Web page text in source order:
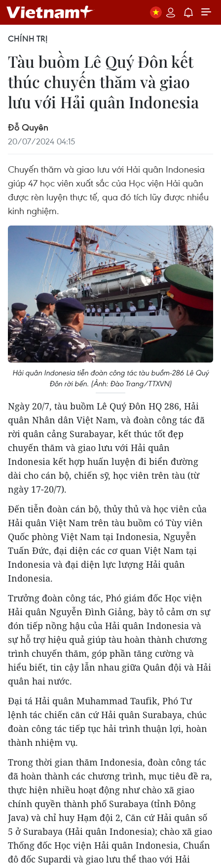
CHÍNH TRỊ
Tàu buồm Lê Quý Đôn kết
thúc chuyến thăm và giao
lưu với Hải quân Indonesia
Đỗ Quyên
20/07/2024 04:15
Chuyến thăm và giao lưu với Hải quân Indonesia
giúp 47 học viên xuất sắc của Học viện Hải quân
được rèn luyện thực tế, qua đó tích lũy được nhiều
kinh nghiệm.
Hải quân Indonesia tiễn đoàn công tác tàu buồm-286 Lê Quý
Đôn rời bến. (Ảnh: Đào Trang/TTXVN)
Ngày 20/7, tàu buồm Lê Quý Đôn HQ 286, Hải
quân Nhân dân Việt Nam, và đoàn công tác đã
rời quân cảng Surabayar, kết thúc tốt đẹp
chuyến thăm và giao lưu với Hải quân
Indonesia kết hợp huấn luyện đi biển đường
dài cho cán bộ, chiến sỹ, học viên trên tàu (từ
ngày 17-20/7).
Đến tiễn đoàn cán bộ, thủy thủ và học viên của
Hải quân Việt Nam trên tàu buồm có Tùy viên
Quốc phòng Việt Nam tại Indonesia, Nguyễn
Tuấn Đức, đại diện các cơ quan Việt Nam tại
Indonesia và đại diện lực lượng Hải quân
Indonesia.
Trưởng đoàn công tác, Phó giám đốc Học viện
Hải quân Nguyễn Đình Giảng, bày tỏ cảm ơn sự
đón tiếp nồng hậu của Hải quân Indonesia và
sự hỗ trợ hiệu quả giúp tàu hoàn thành chương
trình chuyến thăm, góp phần tăng cường và
hiểu biết, tin cậy lẫn nhau giữa Quân đội và Hải
quân hai nước.
Đại tá Hải quân Muhammad Taufik, Phó Tư
lệnh tác chiến căn cứ Hải quân Surabaya, chúc
đoàn công tác tiếp tục hải trình thuận lợi, hoàn
thành nhiệm vụ.
Trong thời gian thăm Indonesia, đoàn công tác
đã hoàn thành các chương trình, mục tiêu đề ra,
thực hiện nhiều hoạt động như chào xã giao
chính quyền thành phố Surabaya (tỉnh Đông
Java) và chỉ huy Hạm đội 2, Căn cứ Hải quân số
5 ở Surabaya (Hải quân Indonesia); chào xã giao
Thống đốc Học viện Hải quân Indonesia, Chuẩn
đô đốc Supardi và giao lưu thể thao với Hải